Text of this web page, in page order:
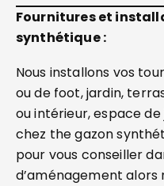
Fournitures et
synthétique :
Nous installons vos
ou de foot, jardin,
ou intérieur, espace
chez the gazon
pour vous conseiller
d’aménagement alors